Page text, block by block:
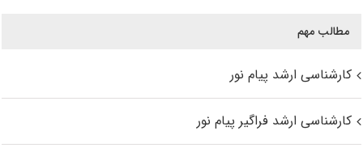
مطالب مهم
کارشناسی ارشد پیام نور
کارشناسی ارشد فراگیر پیام نور